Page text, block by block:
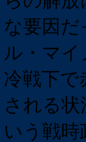
な要因
ル・マ
冷戦下で
される
いう戦